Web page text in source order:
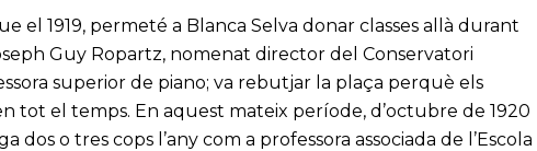
el 1919, permeté a Blanca Selva donar classes allà durant
Guy Ropartz, nomenat director del Conservatori
superior de piano; va rebutjar la plaça perquè els
tot el temps. En aquest mateix període, d’octubre de 1920
dos o tres cops l’any com a professora associada de l’Escola